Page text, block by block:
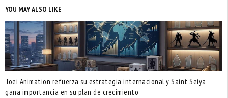
YOU MAY ALSO LIKE
Toei Animation refuerza su estrategia internacional y Saint Seiya
gana importancia en su plan de crecimiento